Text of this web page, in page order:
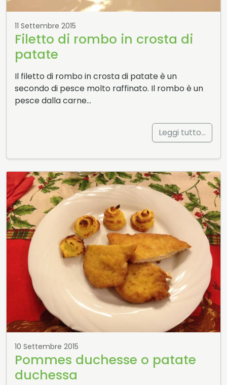
11 Settembre 2015
Filetto di rombo in crosta di
patate
Il filetto di rombo in crosta di patate è un
secondo di pesce molto raffinato. Il rombo è un
pesce dalla carne…
Leggi tutto…
10 Settembre 2015
Pommes duchesse o patate
duchessa